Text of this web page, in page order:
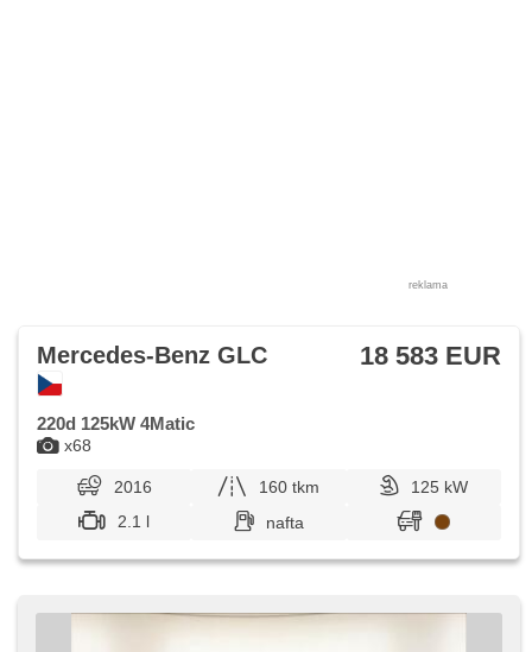
reklama
x68
Mercedes-Benz GLC 18 583 EUR
220d 125kW 4Matic
2016 160 tkm
125 kW
2.1 l
nafta